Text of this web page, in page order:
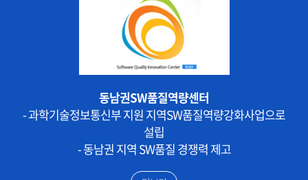
동남권SW품질역량센터
- 과학기술정보통신부 지원 지역SW품질역량강화사업으로
설립
- 동남권 지역 SW품질 경쟁력 제고